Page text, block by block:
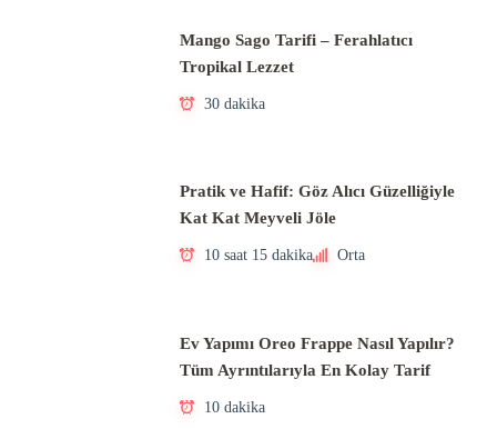
Mango Sago Tarifi – Ferahlatıcı
Tropikal Lezzet
30 dakika
Pratik ve Hafif: Göz Alıcı Güzelliğiyle
Kat Kat Meyveli Jöle
10 saat 15 dakika Orta
Ev Yapımı Oreo Frappe Nasıl Yapılır?
Tüm Ayrıntılarıyla En Kolay Tarif
10 dakika